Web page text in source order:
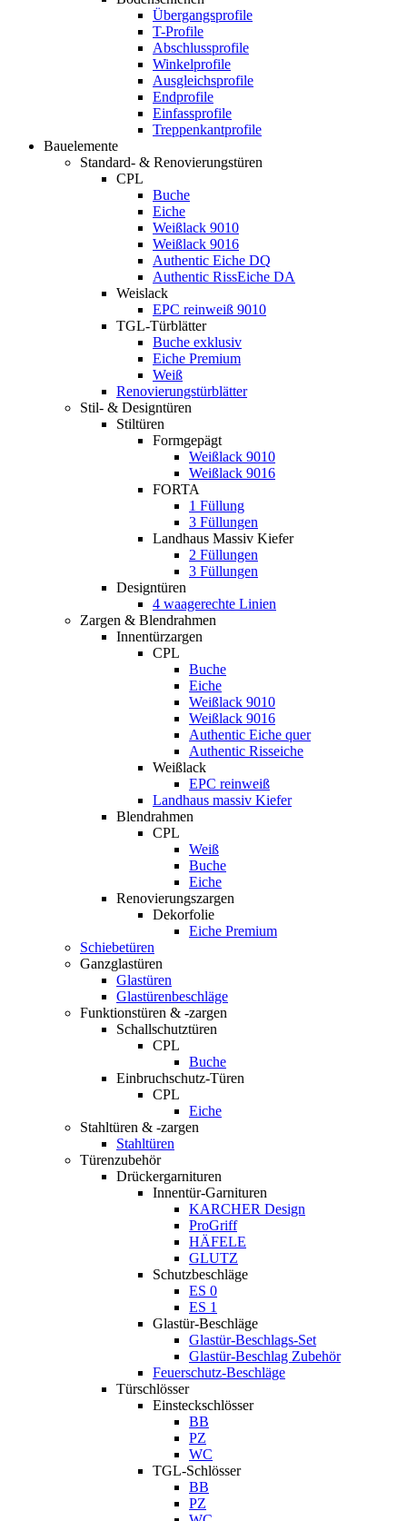
Übergangsprofile
T-Profile
Abschlussprofile
Winkelprofile
Ausgleichsprofile
Endprofile
Einfassprofile
Treppenkantprofile
Bauelemente
Standard- & Renovierungstüren
CPL
Buche
Eiche
Weißlack 9010
Weißlack 9016
Authentic Eiche DQ
Authentic RissEiche DA
Weislack
EPC reinweiß 9010
TGL-Türblätter
Buche exklusiv
Eiche Premium
Weiß
Renovierungstürblätter
Stil- & Designtüren
Stiltüren
Formgepägt
Weißlack 9010
Weißlack 9016
FORTA
1 Füllung
3 Füllungen
Landhaus Massiv Kiefer
2 Füllungen
3 Füllungen
Designtüren
4 waagerechte Linien
Zargen & Blendrahmen
Innentürzargen
CPL
Buche
Eiche
Weißlack 9010
Weißlack 9016
Authentic Eiche quer
Authentic Risseiche
Weißlack
EPC reinweiß
Landhaus massiv Kiefer
Blendrahmen
CPL
Weiß
Buche
Eiche
Renovierungszargen
Dekorfolie
Eiche Premium
Schiebetüren
Ganzglastüren
Glastüren
Glastürenbeschläge
Funktionstüren & -zargen
Schallschutztüren
CPL
Buche
Einbruchschutz-Türen
CPL
Eiche
Stahltüren & -zargen
Stahltüren
Türenzubehör
Drückergarnituren
Innentür-Garnituren
KARCHER Design
ProGriff
HÄFELE
GLUTZ
Schutzbeschläge
ES 0
ES 1
Glastür-Beschläge
Glastür-Beschlags-Set
Glastür-Beschlag Zubehör
Feuerschutz-Beschläge
Türschlösser
Einsteckschlösser
BB
PZ
WC
TGL-Schlösser
BB
PZ